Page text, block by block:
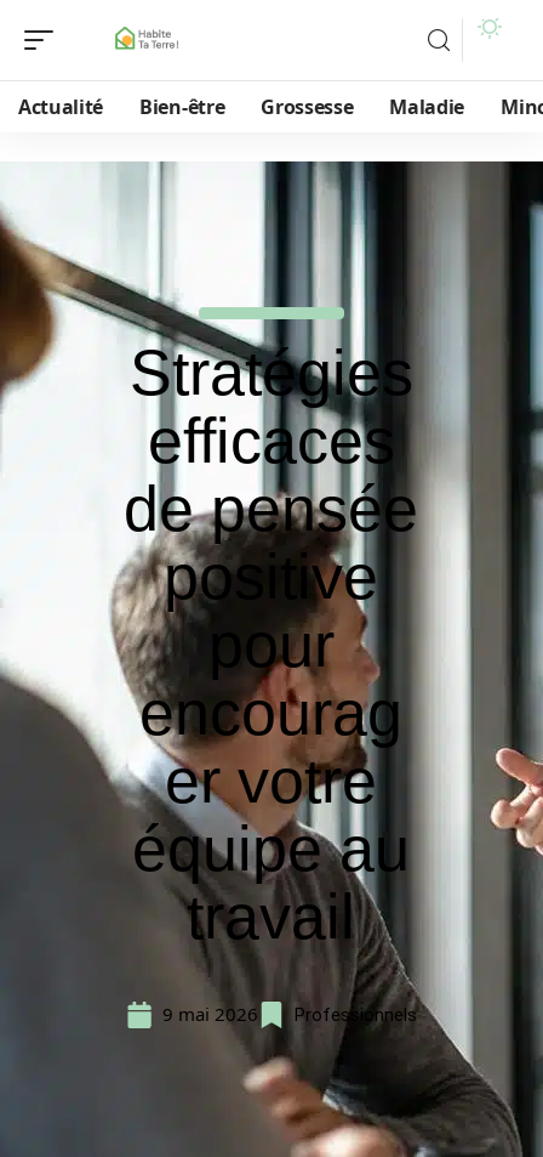
Actualité Bien-être Grossesse Maladie
Stratégies
efficaces
de pensée
positive
pour
encourag
er votre
équipe au
travail
9 mai 2026 Professionnels